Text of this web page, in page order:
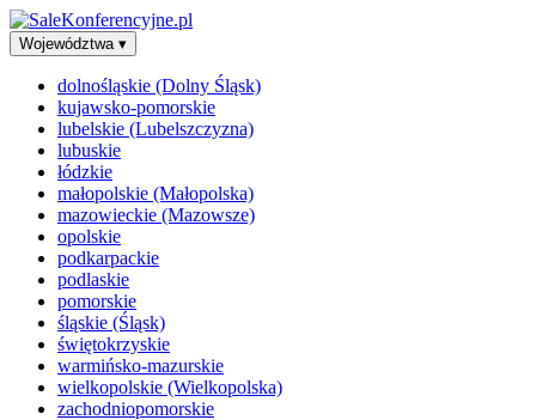
Województwa ▾
dolnośląskie (Dolny Śląsk)
kujawsko-pomorskie
lubelskie (Lubelszczyzna)
lubuskie
łódzkie
małopolskie (Małopolska)
mazowieckie (Mazowsze)
opolskie
podkarpackie
podlaskie
pomorskie
śląskie (Śląsk)
świętokrzyskie
warmińsko-mazurskie
wielkopolskie (Wielkopolska)
zachodniopomorskie